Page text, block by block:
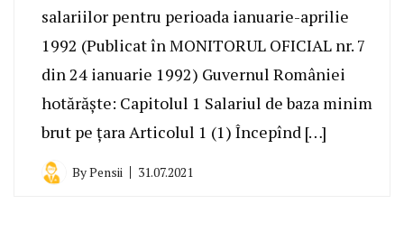
salariilor pentru perioada ianuarie-aprilie
1992 (Publicat în MONITORUL OFICIAL nr. 7
din 24 ianuarie 1992) Guvernul României
hotărăşte: Capitolul 1 Salariul de baza minim
brut pe ţara Articolul 1 (1) Începînd […]
ByPensii 31.07.2021